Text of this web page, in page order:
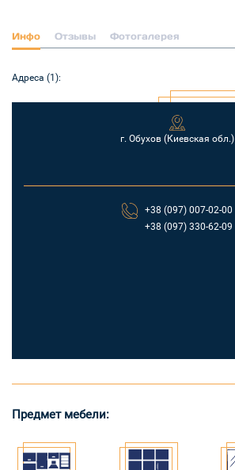
Инфо Отзывы Фотогалерея
Адреса (1):
г. Обухов (Киевская обл.)
+38 (097) 007-02-00
+38 (097) 330-62-09
Предмет мебели: